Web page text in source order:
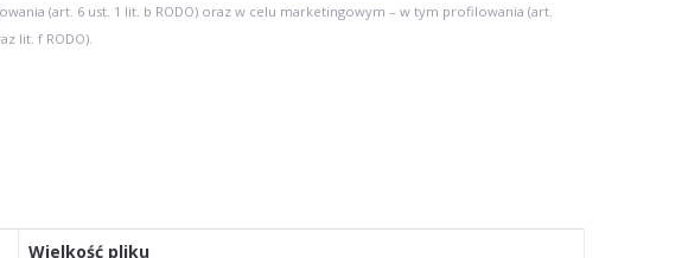
(art. 6 ust. 1 lit. b RODO) oraz w celu marketingowym – w tym profilowania (art.
lit. f RODO).
Wielkość pliku